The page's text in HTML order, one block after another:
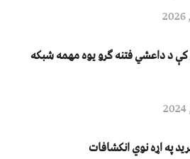
کې د داعشي فتنه ګرو يوه مهمه شبکه
په اړه نوي انکشافات